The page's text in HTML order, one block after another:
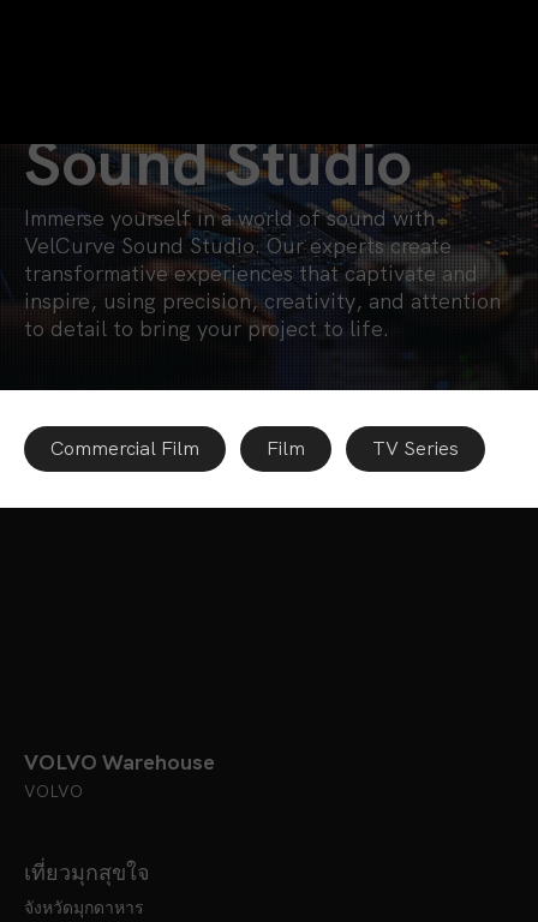
VOLVO Warehouse
VOLVO
เที่ยวมุกสุขใจ
จังหวัดมุกดาหาร
Sound Studio
Immerse yourself in a world of sound with
VelCurve Sound Studio. Our experts create
transformative experiences that captivate and
inspire, using precision, creativity, and attention
to detail to bring your project to life.
Commercial Film Film TV Series